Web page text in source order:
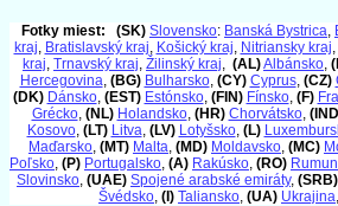
Fotky miest: (SK) Slovensko: Banská Bystrica,
kraj, Bratislavský kraj, Košický kraj, Nitriansky kraj,
kraj, Trnavský kraj, Žilinský kraj, (AL)Albánsko,
Hercegovina, (BG) Bulharsko, (CY) Cyprus, (CZ)
(DK) Dánsko, (EST) Estónsko, (FIN) Fínsko, (F)
Grécko, (NL) Holandsko, (HR) Chorvátsko,
Kosovo, (LT) Litva, (LV) Lotyšsko, (L)
Maďarsko, (MT) Malta, (MD) Moldavsko, (MC)
Poľsko, (P) Portugalsko, (A) Rakúsko, (RO)
Slovinsko, (UAE) Spojené arabské emiráty, (SRB)
Švédsko, (I) Taliansko, (UA) Ukrajina,